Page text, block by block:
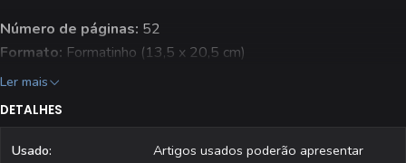
Número de páginas: 52
Formato: Formatinho (13,5 x 20,5 cm)
Ler mais
DETALHES
Usado:
Artigos usados poderão apresentar